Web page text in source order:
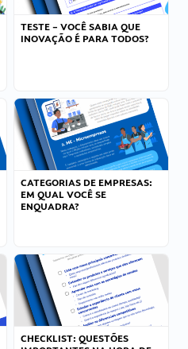
TESTE – VOCÊ SABIA QUE
INOVAÇÃO É PARA TODOS?
CATEGORIAS DE EMPRESAS:
EM QUAL VOCÊ SE
ENQUADRA?
CHECKLIST: QUESTÕES